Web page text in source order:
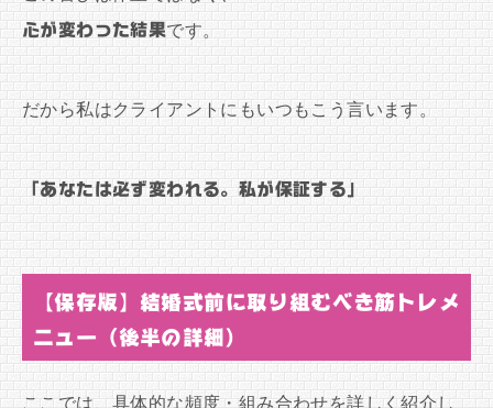
心が変わった結果です。
だから私はクライアントにもいつもこう言います。
「あなたは必ず変われる。私が保証する」
【保存版】結婚式前に取り組むべき筋トレメ
ニュー（後半の詳細）
ここでは、具体的な頻度・組み合わせを詳しく紹介し